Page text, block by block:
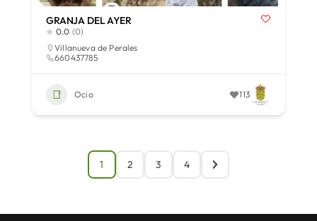
GRANJA DEL AYER
0.0 (0)
Villanueva de Perales
660437785
Ocio 113
1 2 3 4